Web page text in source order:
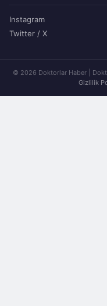
Instagram
Twitter / X
© 2026 Doktorlar Haber |
Gizlilik